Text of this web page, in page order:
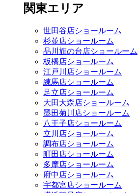
関東エリア
世田谷店ショールーム
杉並店ショールーム
品川旗の台店ショールーム
板橋店ショールーム
江戸川店ショールーム
練馬店ショールーム
足立店ショールーム
大田大森店ショールーム
墨田菊川店ショールーム
八王子店ショールーム
立川店ショールーム
調布店ショールーム
町田店ショールーム
多摩店ショールーム
府中店ショールーム
宇都宮店ショールーム